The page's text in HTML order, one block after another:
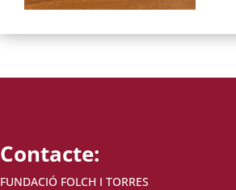
Contacte:
FUNDACIÓ FOLCH I TORRES